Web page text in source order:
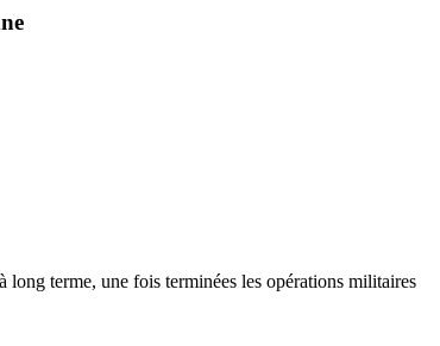
terme, une fois terminées les opérations militaires